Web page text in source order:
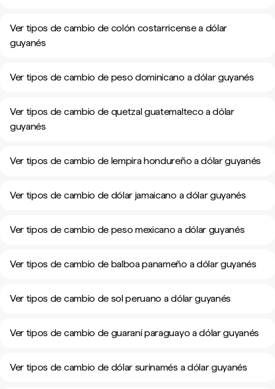
Ver tipos de cambio de colón costarricense a dólar
guyanés
Ver tipos de cambio de peso dominicano a dólar guyanés
Ver tipos de cambio de quetzal guatemalteco a dólar
guyanés
Ver tipos de cambio de lempira hondureño a dólar guyanés
Ver tipos de cambio de dólar jamaicano a dólar guyanés
Ver tipos de cambio de peso mexicano a dólar guyanés
Ver tipos de cambio de balboa panameño a dólar guyanés
Ver tipos de cambio de sol peruano a dólar guyanés
Ver tipos de cambio de guaraní paraguayo a dólar guyanés
Ver tipos de cambio de dólar surinamés a dólar guyanés